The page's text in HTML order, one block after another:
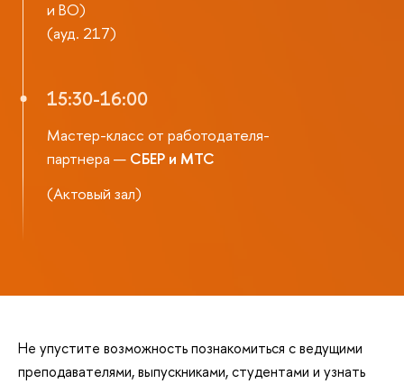
и ВО)
(ауд. 217)
15:30-16:00
Мастер-класс от работодателя-
партнера — СБЕР и МТС
(Актовый зал)
Не упустите возможность познакомиться с ведущими
преподавателями, выпускниками, студентами и узнать